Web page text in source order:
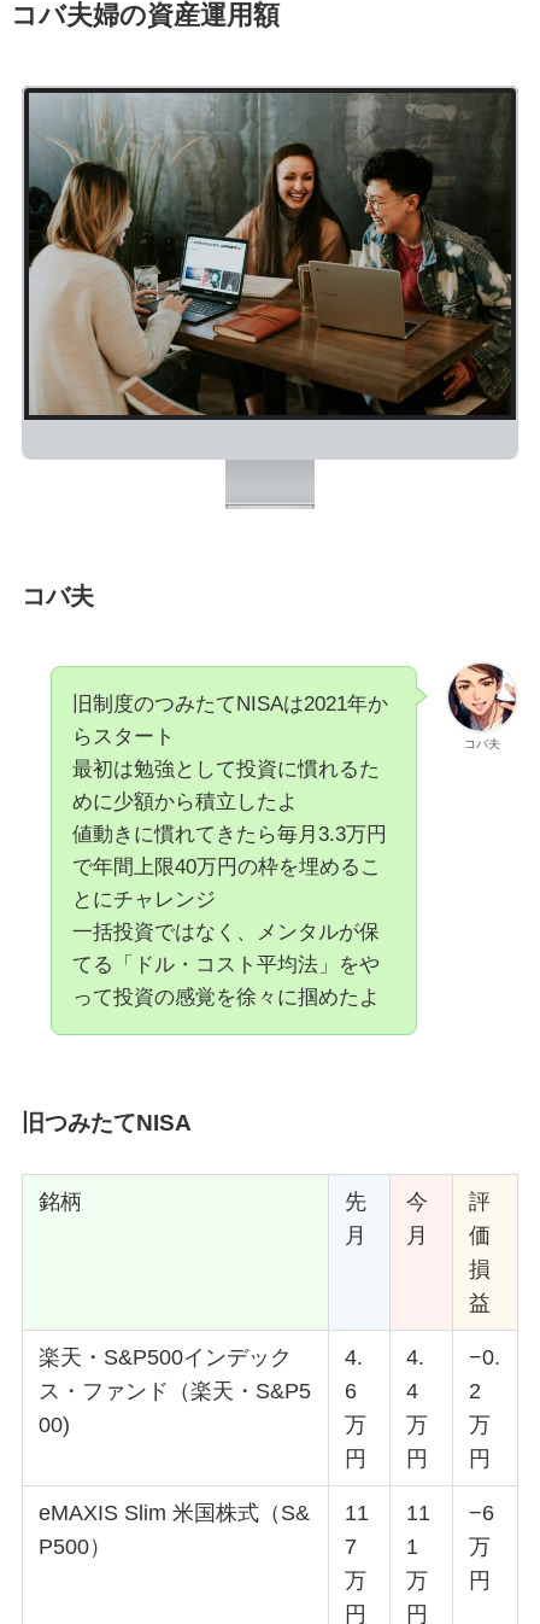
コバ夫婦の資産運用額
コバ夫
コバ夫
旧制度のつみたてNISAは2021年か
らスタート
最初は勉強として投資に慣れるた
めに少額から積立したよ
値動きに慣れてきたら毎月3.3万円
で年間上限40万円の枠を埋めるこ
とにチャレンジ
一括投資ではなく、メンタルが保
てる「ドル・コスト平均法」をや
って投資の感覚を徐々に掴めたよ
旧つみたてNISA
銘柄
先
月
今
月
評
価
損
益
楽天・S&P500インデック
ス・ファンド（楽天・S&P5
00)
4.
6
万
円
4.
4
万
円
−0.
2
万
円
eMAXIS Slim 米国株式（S&
P500）
11
7
万
円
11
1
万
円
−6
万
円